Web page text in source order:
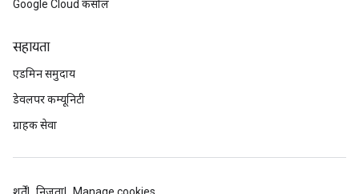
Google Cloud कंसोल
सहायता
एडमिन समुदाय
डेवलपर कम्यूनिटी
ग्राहक सेवा